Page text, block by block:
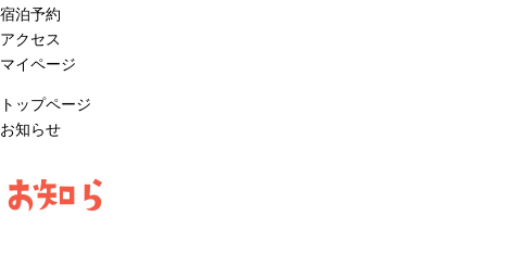
宿泊予約
アクセス
マイページ
トップページ
お知らせ
知ら